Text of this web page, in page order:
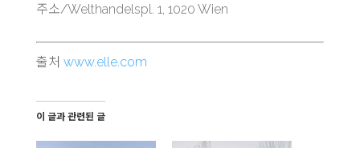
주소/Welthandelspl. 1, 1020 Wien
출처 www.elle.com
이 글과 관련된 글